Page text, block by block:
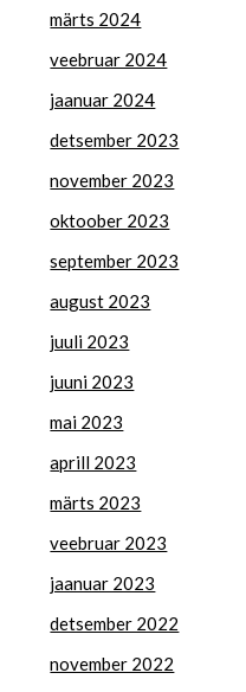
märts 2024
veebruar 2024
jaanuar 2024
detsember 2023
november 2023
oktoober 2023
september 2023
august 2023
juuli 2023
juuni 2023
mai 2023
aprill 2023
märts 2023
veebruar 2023
jaanuar 2023
detsember 2022
november 2022